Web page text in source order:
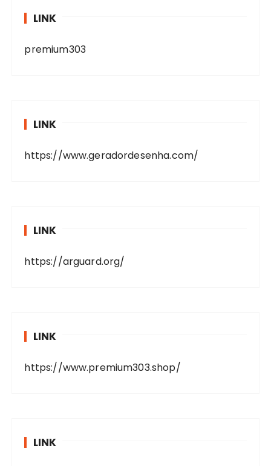
LINK
premium303
LINK
https://www.geradordesenha.com/
LINK
https://arguard.org/
LINK
https://www.premium303.shop/
LINK